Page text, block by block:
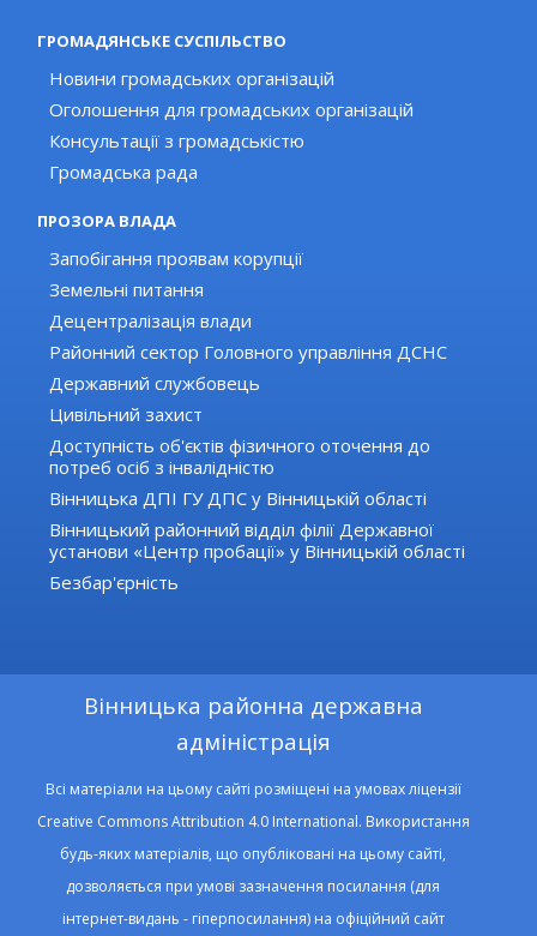
ГРОМАДЯНСЬКЕ СУСПІЛЬСТВО
Новини громадських організацій
Оголошення для громадських організацій
Консультації з громадськістю
Громадська рада
ПРОЗОРА ВЛАДА
Запобігання проявам корупції
Земельні питання
Децентралізація влади
Районний сектор Головного управління ДСНС
Державний службовець
Цивільний захист
Доступність об'єктів фізичного оточення до
потреб осіб з інвалідністю
Вінницька ДПІ ГУ ДПС у Вінницькій області
Вінницький районний відділ філії Державної
установи «Центр пробації» у Вінницькій області
Безбар'єрність
Вінницька районна державна
адміністрація
Всі матеріали на цьому сайті розміщені на умовах ліцензії
Creative Commons Attribution 4.0 International. Використання
будь-яких матеріалів, що опубліковані на цьому сайті,
дозволяється при умові зазначення посилання (для
інтернет-видань - гіперпосилання) на офіційний сайт